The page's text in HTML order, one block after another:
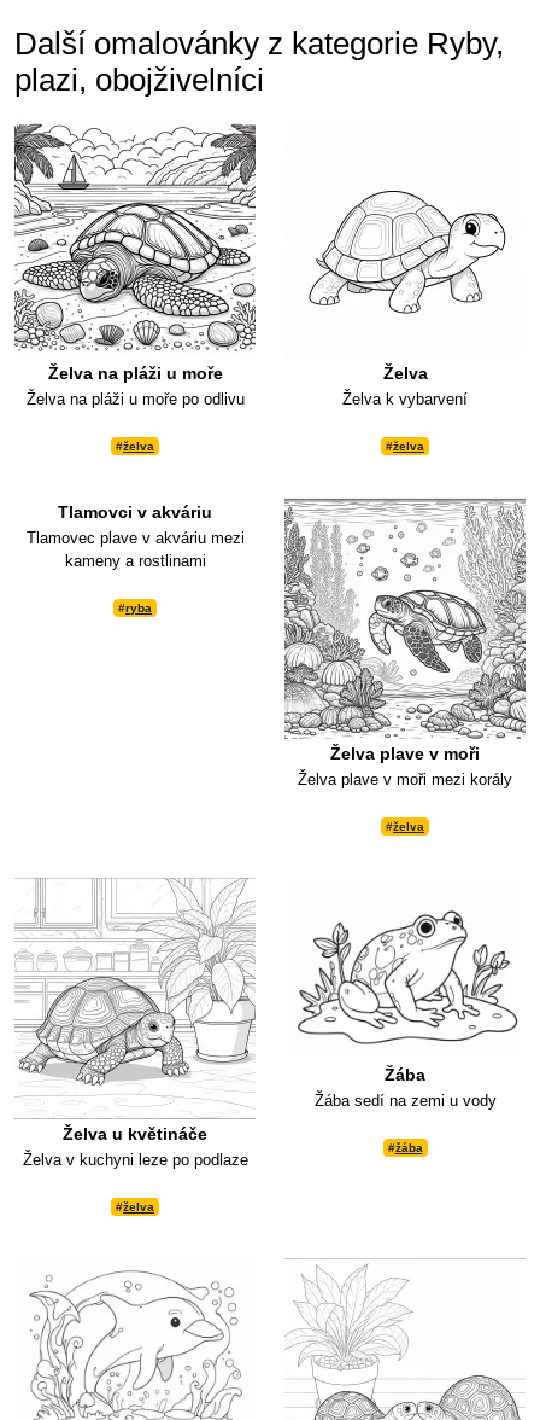
Další omalovánky z kategorie Ryby,
plazi, obojživelníci
Želva na pláži u moře
Želva na pláži u moře po odlivu
#želva
Želva
Želva k vybarvení
#želva
Tlamovci v akváriu
Tlamovec plave v akváriu mezi
kameny a rostlinami
#ryba
Želva plave v moři
Želva plave v moři mezi korály
#želva
Želva u květináče
Želva v kuchyni leze po podlaze
#želva
Žába
Žába sedí na zemi u vody
#žába